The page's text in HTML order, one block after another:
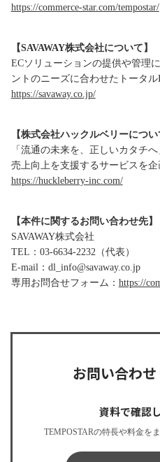
https://commerce-star.com/tempostar/
【SAVAWAY株式会社について】
ECソリューションの提供や管理
ントのニーズに合わせたトータル
https://savaway.co.jp/
【株式会社ハックルベリーについ
「流通の未来を、正しいカタチ
売上向上を支援するサービスを企
https://huckleberry-inc.com/
【本件に関するお問い合わせ先】
SAVAWAY株式会社
TEL：03-6634-2232（代表）
E-mail：dl_info@savaway.co.jp
専用お問合せフォーム： https://
お問い合わ
資料で確認
TEMPOSTARの特長や料金を